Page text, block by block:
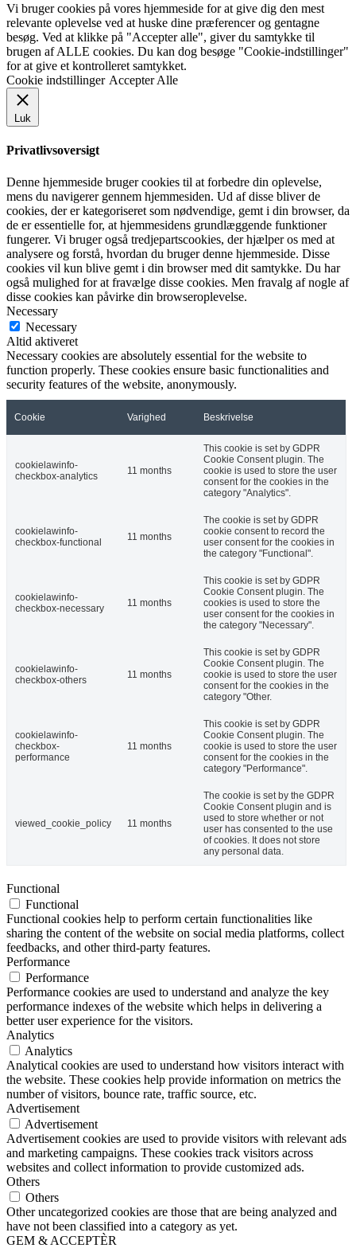
Vi bruger cookies på vores hjemmeside for at give dig den mest
relevante oplevelse ved at huske dine præferencer og gentagne
besøg. Ved at klikke på "Accepter alle", giver du samtykke til
brugen af ​​ALLE cookies. Du kan dog besøge "Cookie-indstillinger"
for at give et kontrolleret samtykket.
Cookie indstillinger Accepter Alle
Luk
Privatlivsoversigt
Denne hjemmeside bruger cookies til at forbedre din oplevelse,
mens du navigerer gennem hjemmesiden. Ud af disse bliver de
cookies, der er kategoriseret som nødvendige, gemt i din browser, da
de er essentielle for, at hjemmesidens grundlæggende funktioner
fungerer. Vi bruger også tredjepartscookies, der hjælper os med at
analysere og forstå, hvordan du bruger denne hjemmeside. Disse
cookies vil kun blive gemt i din browser med dit samtykke. Du har
også mulighed for at fravælge disse cookies. Men fravalg af nogle af
disse cookies kan påvirke din browseroplevelse.
Necessary
Necessary
Altid aktiveret
Necessary cookies are absolutely essential for the website to
function properly. These cookies ensure basic functionalities and
security features of the website, anonymously.
Cookie Varighed Beskrivelse
cookielawinfo-
checkbox-analytics
11 months
This cookie is set by GDPR
Cookie Consent plugin. The
cookie is used to store the user
consent for the cookies in the
category "Analytics".
cookielawinfo-
checkbox-functional
11 months
The cookie is set by GDPR
cookie consent to record the
user consent for the cookies in
the category "Functional".
cookielawinfo-
checkbox-necessary
11 months
This cookie is set by GDPR
Cookie Consent plugin. The
cookies is used to store the
user consent for the cookies in
the category "Necessary".
cookielawinfo-
checkbox-others
11 months
This cookie is set by GDPR
Cookie Consent plugin. The
cookie is used to store the user
consent for the cookies in the
category "Other.
cookielawinfo-
checkbox-
performance
11 months
This cookie is set by GDPR
Cookie Consent plugin. The
cookie is used to store the user
consent for the cookies in the
category "Performance".
viewed_cookie_policy 11 months
The cookie is set by the GDPR
Cookie Consent plugin and is
used to store whether or not
user has consented to the use
of cookies. It does not store
any personal data.
Functional
Functional
Functional cookies help to perform certain functionalities like
sharing the content of the website on social media platforms, collect
feedbacks, and other third-party features.
Performance
Performance
Performance cookies are used to understand and analyze the key
performance indexes of the website which helps in delivering a
better user experience for the visitors.
Analytics
Analytics
Analytical cookies are used to understand how visitors interact with
the website. These cookies help provide information on metrics the
number of visitors, bounce rate, traffic source, etc.
Advertisement
Advertisement
Advertisement cookies are used to provide visitors with relevant ads
and marketing campaigns. These cookies track visitors across
websites and collect information to provide customized ads.
Others
Others
Other uncategorized cookies are those that are being analyzed and
have not been classified into a category as yet.
GEM & ACCEPTÈR